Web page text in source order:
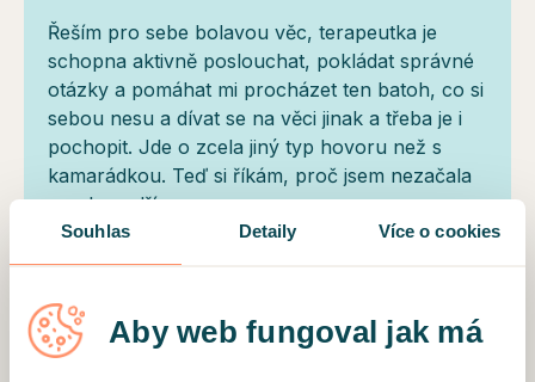
Souhlas Detaily Více o cookies
Aby web fungoval jak má
Řeším pro sebe bolavou věc, terapeutka je
schopna aktivně poslouchat, pokládat správné
otázky a pomáhat mi procházet ten batoh, co si
sebou nesu a dívat se na věci jinak a třeba je i
pochopit. Jde o zcela jiný typ hovoru než s
kamarádkou. Teď si říkám, proč jsem nezačala
mnohem dřív.
Velmi milá a empatická paní. Mile ráda